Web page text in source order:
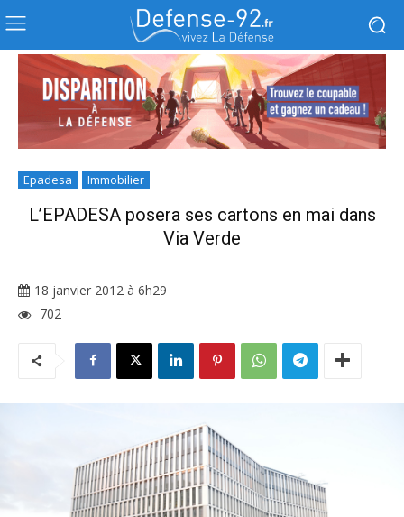
Epadesa Immobilier
L’EPADESA posera ses cartons en mai dans
Via Verde
18 janvier 2012 à 6h29
702